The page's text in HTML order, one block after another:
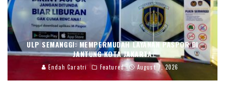
ULP SEMANGGI: MEMPERMUDAH LAYANAN PASPOR DI
JANTUNG KOTA JAKARTA
Endah Caratri Featured August 7, 2026